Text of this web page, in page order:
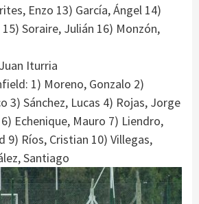
Enzo 13) García, Ángel 14)
Soraire, Julián 16) Monzón,
Iturria
1) Moreno, Gonzalo 2)
3) Sánchez, Lucas 4) Rojas, Jorge
Echenique, Mauro 7) Liendro,
9) Ríos, Cristian 10) Villegas,
Santiago